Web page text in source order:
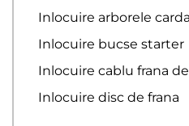
Inlocuire arborele
Inlocuire bucse starter
Inlocuire cablu frana
Inlocuire disc de frana